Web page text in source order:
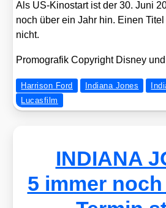
Als US-Kino­start ist der 30. Juni
noch über ein Jahr hin. Einen
nicht.
Pro­mo­gra­fik Copy­right Dis­ney
Harrison Ford Indiana Jones
Lucasfilm
INDIANA
5 immer